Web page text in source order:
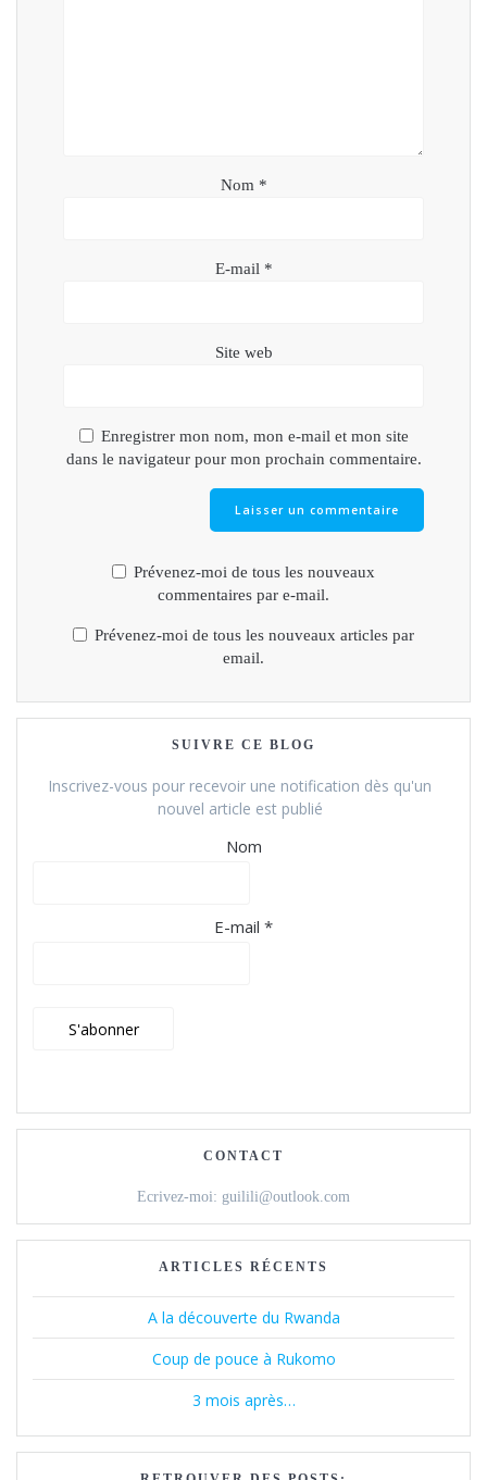
Nom *
E-mail *
Site web
Enregistrer mon nom, mon e-mail et mon site
dans le navigateur pour mon prochain commentaire.
Prévenez-moi de tous les nouveaux
commentaires par e-mail.
Prévenez-moi de tous les nouveaux articles par
email.
SUIVRE CE BLOG
Inscrivez-vous pour recevoir une notification dès qu'un
nouvel article est publié
Nom
E-mail *
CONTACT
Ecrivez-moi: guilili@outlook.com
ARTICLES RÉCENTS
A la découverte du Rwanda
Coup de pouce à Rukomo
3 mois après…